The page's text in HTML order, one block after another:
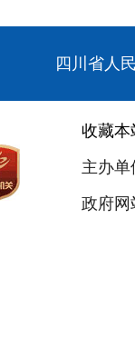
四川省人
收藏本
主办
政府网